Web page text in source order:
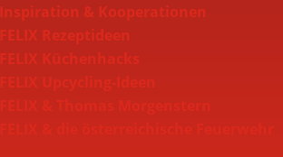
Inspiration & Kooperationen
FELIX Rezeptideen
FELIX Küchenhacks
FELIX Upcycling-Ideen